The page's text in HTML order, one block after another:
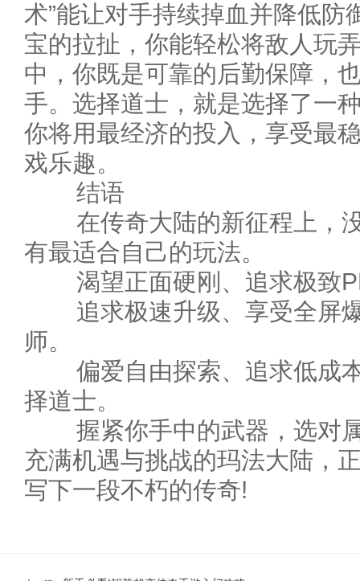
术”能让对手持续掉血并降低防
宝的拉扯，你能轻松将敌人玩
中，你既是可靠的后勤保障，
手。选择道士，就是选择了一
你将用最经济的投入，享受最
戏乐趣。
结语
在传奇大陆的新征程上，
有最适合自己的玩法。
渴望正面硬刚、追求极致
追求极速升级、享受全屏
师。
偏爱自由探索、追求低成
择道士。
握紧你手中的武器，选对
充满机遇与挑战的玛法大陆，
写下一段不朽的传奇!